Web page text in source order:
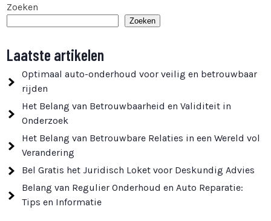
Zoeken
Zoeken
Laatste artikelen
Optimaal auto-onderhoud voor veilig en betrouwbaar
rijden
Het Belang van Betrouwbaarheid en Validiteit in
Onderzoek
Het Belang van Betrouwbare Relaties in een Wereld vol
Verandering
Bel Gratis het Juridisch Loket voor Deskundig Advies
Belang van Regulier Onderhoud en Auto Reparatie:
Tips en Informatie